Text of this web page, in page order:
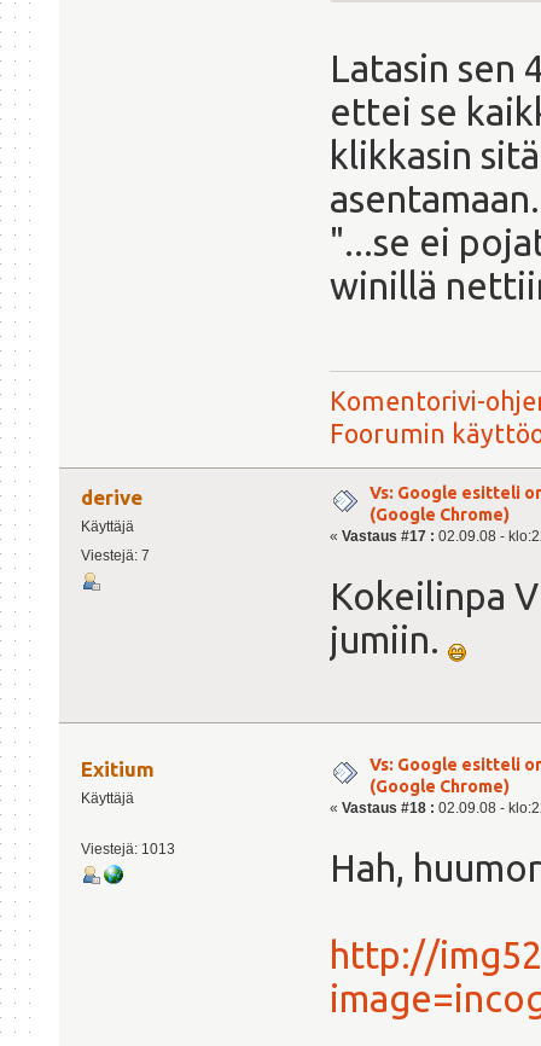
Latasin sen
ettei se
klikkasin
"...se ei
winillä
Komentorivi-
Foorumin
derive
Käyttäjä
Viestejä: 7
Vs: Google esitteli
(Google Chrome)
« Vastaus #17 : 02.09.08 -
Kokeilinpa
jumiin.
Exitium
Käyttäjä
Viestejä: 1013
Vs: Google esitteli
(Google Chrome)
« Vastaus #18 : 02.09.08 -
Hah,
http://